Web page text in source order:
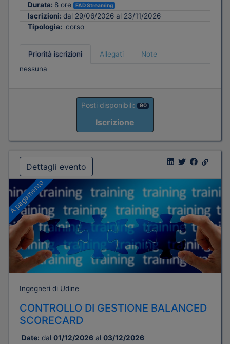
Durata: 8 ore FAD Streaming
Iscrizioni: dal 29/06/2026 al 23/11/2026
Tipologia: corso
Priorità iscrizioni Allegati
Note
nessuna
Posti disponibili: 90
Iscrizione
Dettagli evento
A pagamento
Ingegneri di Udine
CONTROLLO DI GESTIONE BALANCED
SCORECARD
Date: dal 01/12/2026 al 03/12/2026